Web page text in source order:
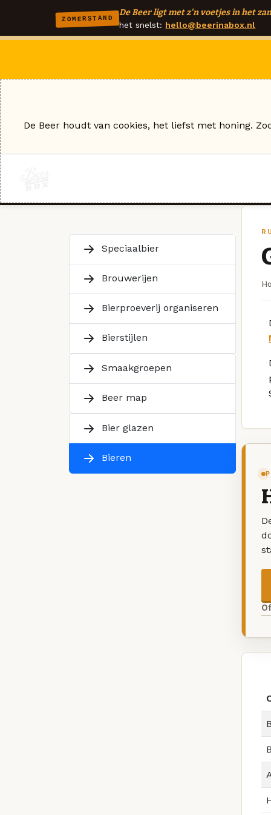
ZOMERSTAND
De Beer ligt met z'n voetjes in het
het snelst: hello@beerinabox.nl
Speciaalbier
Brouwerijen
Bierproeverij organiseren
Bierstijlen
Smaakgroepen
Beer map
Bier glazen
Bieren
De Beer houdt van cookies, het liefst met honing.